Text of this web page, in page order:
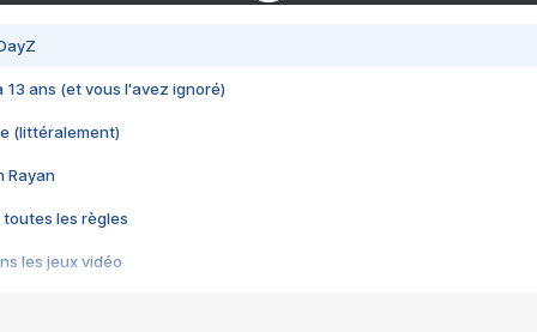
13 ans (et vous l'avez ignoré)
(littéralement)
Rayan
toutes les règles
les jeux vidéo